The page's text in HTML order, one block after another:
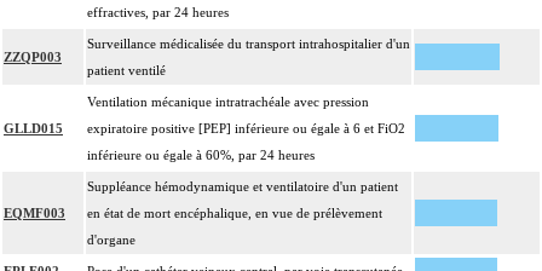
effractives, par 24 heures
ZZQP003
Surveillance médicalisée du transport intrahospitalier d'un
patient ventilé
GLLD015
Ventilation mécanique intratrachéale avec pression
expiratoire positive [PEP] inférieure ou égale à 6 et FiO2
inférieure ou égale à 60%, par 24 heures
EQMF003
Suppléance hémodynamique et ventilatoire d'un patient
en état de mort encéphalique, en vue de prélèvement
d'organe